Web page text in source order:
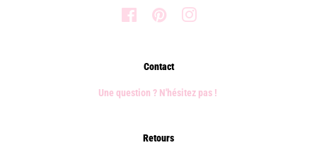
Facebook Pinterest
Contact
Une question ? N'hésitez pas !
Retours